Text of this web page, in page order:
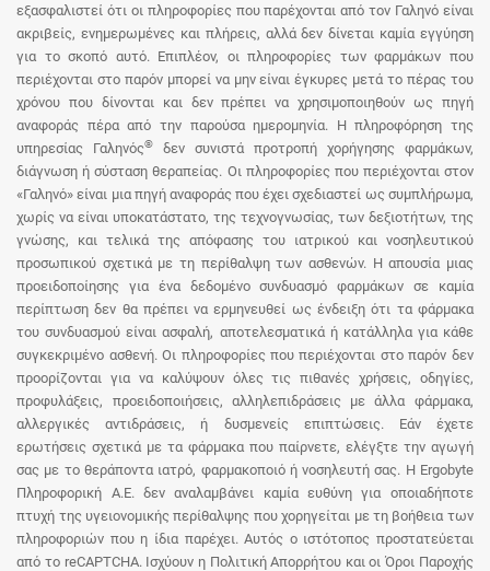
εξασφαλιστεί ότι οι πληροφορίες που παρέχονται από τον Γαληνό είναι
ακριβείς, ενημερωμένες και πλήρεις, αλλά δεν δίνεται καμία εγγύηση
για το σκοπό αυτό. Επιπλέον, οι πληροφορίες των φαρμάκων που
περιέχονται στο παρόν μπορεί να μην είναι έγκυρες μετά το πέρας του
χρόνου που δίνονται και δεν πρέπει να χρησιμοποιηθούν ως πηγή
αναφοράς πέρα από την παρούσα ημερομηνία. Η πληροφόρηση της
υπηρεσίας Γαληνός®
δεν συνιστά προτροπή χορήγησης φαρμάκων,
διάγνωση ή σύσταση θεραπείας. Οι πληροφορίες που περιέχονται στον
«Γαληνό» είναι μια πηγή αναφοράς που έχει σχεδιαστεί ως συμπλήρωμα,
χωρίς να είναι υποκατάστατο, της τεχνογνωσίας, των δεξιοτήτων, της
γνώσης, και τελικά της απόφασης του ιατρικού και νοσηλευτικού
προσωπικού σχετικά με τη περίθαλψη των ασθενών. Η απουσία μιας
προειδοποίησης για ένα δεδομένο συνδυασμό φαρμάκων σε καμία
περίπτωση δεν θα πρέπει να ερμηνευθεί ως ένδειξη ότι τα φάρμακα
του συνδυασμού είναι ασφαλή, αποτελεσματικά ή κατάλληλα για κάθε
συγκεκριμένο ασθενή. Οι πληροφορίες που περιέχονται στο παρόν δεν
προορίζονται για να καλύψουν όλες τις πιθανές χρήσεις, οδηγίες,
προφυλάξεις, προειδοποιήσεις, αλληλεπιδράσεις με άλλα φάρμακα,
αλλεργικές αντιδράσεις, ή δυσμενείς επιπτώσεις. Εάν έχετε
ερωτήσεις σχετικά με τα φάρμακα που παίρνετε, ελέγξτε την αγωγή
σας με το θεράποντα ιατρό, φαρμακοποιό ή νοσηλευτή σας. Η Ergobyte
Πληροφορική Α.Ε. δεν αναλαμβάνει καμία ευθύνη για οποιαδήποτε
πτυχή της υγειονομικής περίθαλψης που χορηγείται με τη βοήθεια των
πληροφοριών που η ίδια παρέχει. Αυτός ο ιστότοπος προστατεύεται
από το reCAPTCHA. Ισχύουν η Πολιτική Απορρήτου και οι Όροι Παροχής